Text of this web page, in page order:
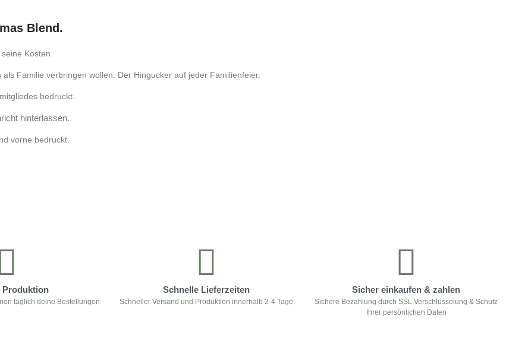
Blend.
Kosten.
Familie verbringen wollen. Der Hingucker auf jeder Familienfeier.
bedruckt.
hinterlassen.
vorne bedruckt.
Produktion
täglich deine Bestellungen
Schnelle Lieferzeiten
Schneller Versand und Produktion innerhalb 2-4 Tage
Sicher einkaufen & zahlen
Sichere Bezahlung durch SSL Verschlüsselung & Schutz
Ihrer persönlichen Daten